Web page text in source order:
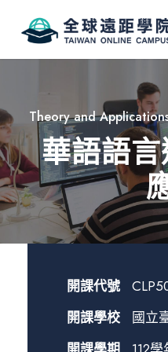
Theory and
華語語
開課代號
開課學校
國立